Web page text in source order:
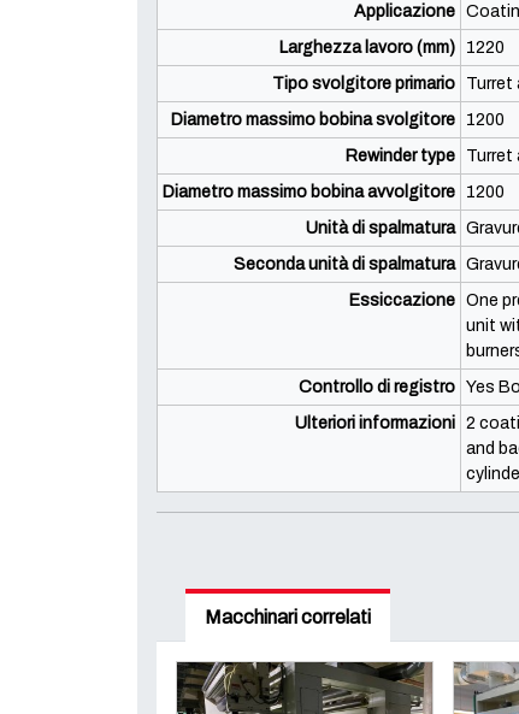
Applicazione
Larghezza lavoro (mm)
1220
Tipo svolgitore primario
Turret
Diametro massimo bobina svolgitore
1200
Rewinder type
Turret
Diametro massimo bobina avvolgitore
1200
Unità di spalmatura
Seconda unità di spalmatura
Essiccazione One
unit
Controllo di registro Yes
Ulteriori informazioni 2
and
Macchinari correlati